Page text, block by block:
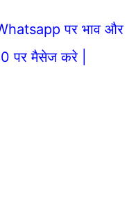
पर भाव और
पर मैसेज करे |